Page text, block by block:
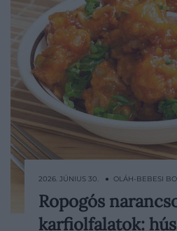
A karfiol sokkal többre
hogy levesbe vagy
2026. JÚNIUS 30. ● OLÁH-BEBESI
Ropogós
karfiolfalatok: